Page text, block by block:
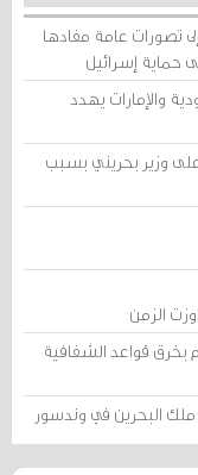
تصورات عامة مفادها
حماية إسرائيل
والإمارات يهدد
وزير بحريني بسبب
الزمن
قواعد الشفافية
البحرين في وندسور